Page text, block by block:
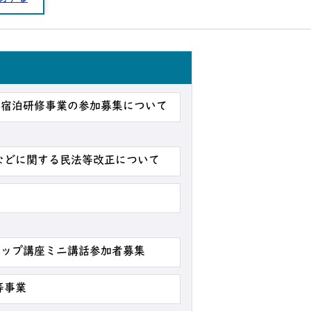
泊研修事業の参加募集について
に関する民法等改正について
プ講座ミニ講話参加者募集
事業